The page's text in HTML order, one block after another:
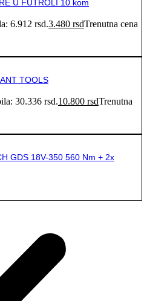
U FUTROLI 10 kom
6.912 rsd.3.480 rsdTrenutna cena
TOOLS
30.336 rsd.10.800 rsdTrenutna
GDS 18V-350 560 Nm + 2x